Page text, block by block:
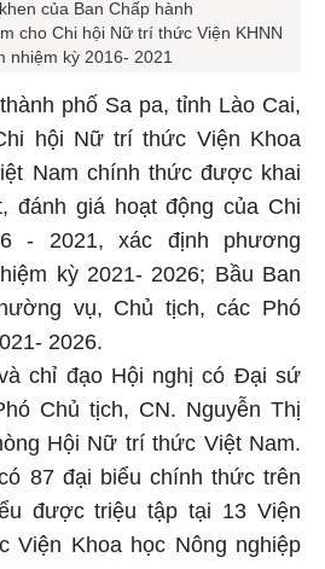
của Ban Chấp hành
cho Chi hội Nữ trí thức Viện KHNN
nhiệm kỳ 2016- 2021
phố Sa pa, tỉnh Lào Cai,
hội Nữ trí thức Viện Khoa
Nam chính thức được khai
đánh giá hoạt động của Chi
- 2021, xác định phương
kỳ 2021- 2026; Bầu Ban
vụ, Chủ tịch, các Phó
2026.
chỉ đạo Hội nghị có Đại sứ
Chủ tịch, CN. Nguyễn Thị
Hội Nữ trí thức Việt Nam.
87 đại biểu chính thức trên
được triệu tập tại 13 Viện
Viện Khoa học Nông nghiệp